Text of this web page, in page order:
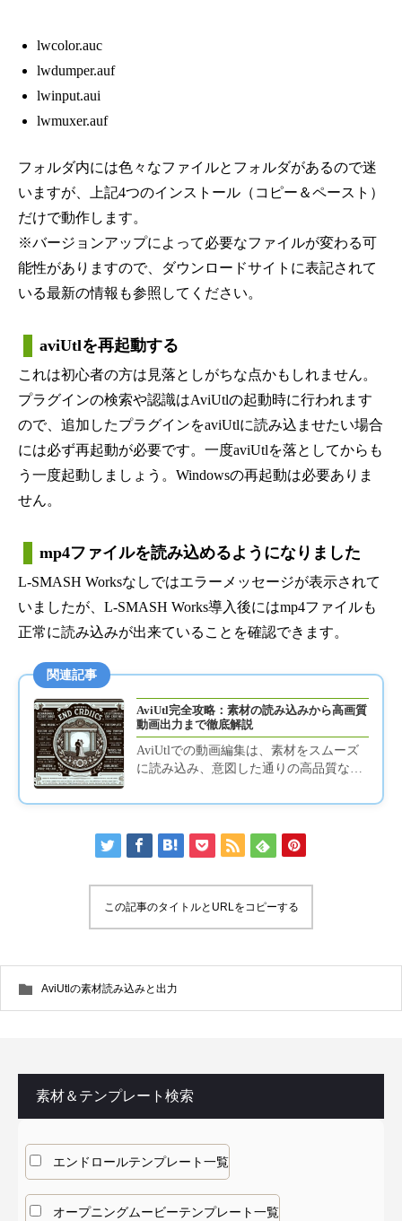
lwcolor.auc
lwdumper.auf
lwinput.aui
lwmuxer.auf
フォルダ内には色々なファイルとフォルダがあるので迷
いますが、上記4つのインストール（コピー＆ペースト）
だけで動作します。
※バージョンアップによって必要なファイルが変わる可
能性がありますので、ダウンロードサイトに表記されて
いる最新の情報も参照してください。
aviUtlを再起動する
これは初心者の方は見落としがちな点かもしれません。
プラグインの検索や認識はAviUtlの起動時に行われます
ので、追加したプラグインをaviUtlに読み込ませたい場合
には必ず再起動が必要です。一度aviUtlを落としてからも
う一度起動しましょう。Windowsの再起動は必要ありま
せん。
mp4ファイルを読み込めるようになりました
L-SMASH Worksなしではエラーメッセージが表示されて
いましたが、L-SMASH Works導入後にはmp4ファイルも
正常に読み込みが出来ていることを確認できます。
関連記事
AviUtl完全攻略：素材の読み込みから高画質
動画出力まで徹底解説
AviUtlでの動画編集は、素材をスムーズ
に読み込み、意図した通りの高品質な動
解することが成功の鍵です。...
この記事のタイトルとURLをコピーする
AviUtlの素材読み込みと出力
素材＆テンプレート検索
エンドロールテンプレート一覧
オープニングムービーテンプレート一覧